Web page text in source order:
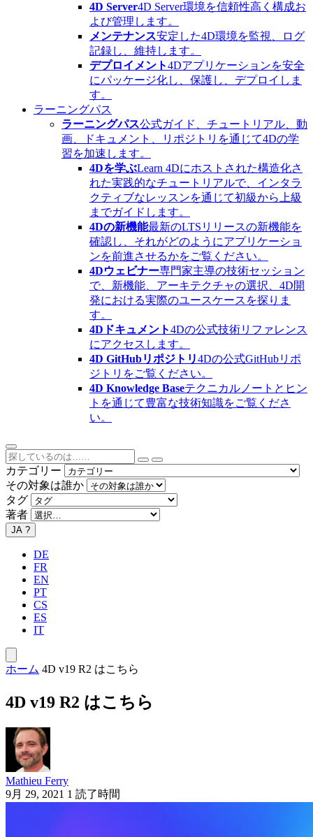
4D Server4D Server環境を信頼性高く構成お
よび管理します。
メンテナンス安定した4D環境を監視、ログ
記録し、維持します。
デプロイメント4Dアプリケーションを安全
にパッケージ化し、保護し、デプロイしま
す。
ラーニングパス
ラーニングパス公式ガイド、チュートリアル、動
画、ドキュメント、リポジトリを通じて4Dの学
習を加速します。
4Dを学ぶLearn 4Dにホストされた構造化さ
れた実践的なチュートリアルで、インタラ
クティブなレッスンを通じて初級から上級
までガイドします。
4Dの新機能最新のLTSリリースの新機能を
確認し、それがどのようにアプリケーショ
ンを前進させるかをご覧ください。
4Dウェビナー専門家主導の技術セッション
で、新機能、アーキテクチャの選択、4D開
発における実際のユースケースを探りま
す。
4Dドキュメント4Dの公式技術リファレンス
にアクセスします。
4D GitHubリポジトリ4Dの公式GitHubリポ
ジトリをご覧ください。
4D Knowledge Baseテクニカルノートとヒン
トを通じて豊富な技術知識をご覧くださ
い。
カテゴリー
その対象は誰か
タグ
著者
JA ?
DE
FR
EN
PT
CS
ES
IT
ホーム 4D v19 R2 はこちら
4D v19 R2 はこちら
Mathieu Ferry
9月 29, 2021 1 読了時間